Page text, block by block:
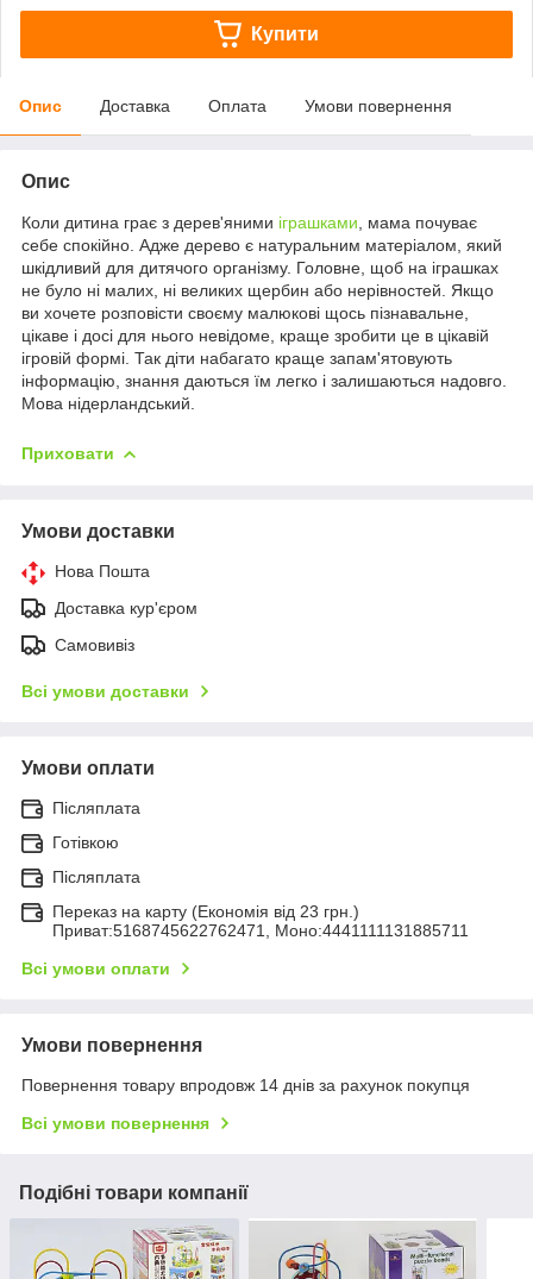
Купити
Опис Доставка Оплата Умови повернення
Опис
Коли дитина грає з дерев'яними іграшками , мама почуває
себе спокійно. Адже дерево є натуральним матеріалом, який
шкідливий для дитячого організму. Головне, щоб на іграшках
не було ні малих, ні великих щербин або нерівностей. Якщо
ви хочете розповісти своєму малюкові щось пізнавальне,
цікаве і досі для нього невідоме, краще зробити це в цікавій
ігровій формі. Так діти набагато краще запам'ятовують
інформацію, знання даються їм легко і залишаються надовго.
Мова нідерландський.
Приховати
Умови доставки
Нова Пошта
Доставка кур'єром
Самовивіз
Всі умови доставки
Умови оплати
Післяплата
Готівкою
Післяплата
Переказ на карту (Економія від 23 грн.)
Приват:5168745622762471, Моно:4441111131885711
Всі умови оплати
Умови повернення
Повернення товару впродовж 14 днів за рахунок покупця
Всі умови повернення
Подібні товари компанії